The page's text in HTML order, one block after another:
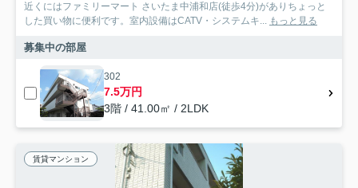
近くにはファミリーマート さいたま中浦和店(徒歩4分)がありちょっと
した買い物に便利です。室内設備はCATV・システムキ... もっと見る
募集中の部屋
302
7.5万円
3階 / 41.00㎡ / 2LDK
賃貸マンション